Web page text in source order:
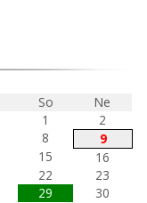
So
Ne
1
2
8
9
15
16
22
23
29
30